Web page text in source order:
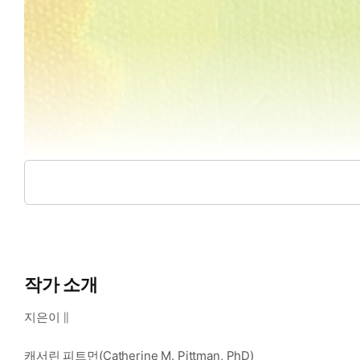
작가 소개
지은이 ∥
캐서린 피트먼(Catherine M. Pittman, PhD)